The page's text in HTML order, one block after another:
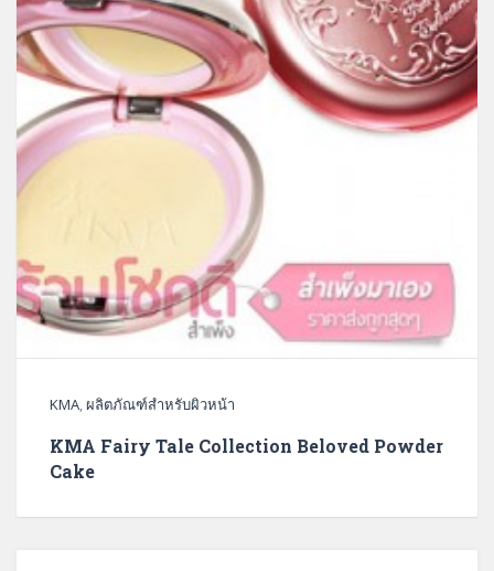
KMA,ผลิตภัณฑ์สำหรับผิวหน้า
KMA Fairy Tale Collection Beloved Powder
Cake